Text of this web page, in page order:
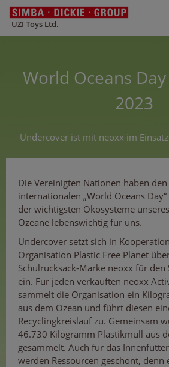
UZI Toys Ltd.
World Oceans
2023
Undercover ist mit neoxx im
Die Vereinigten Nationen haben den
internationalen „World Oceans
der wichtigsten Ökosysteme
Ozeane lebenswichtig für uns.
Undercover setzt sich in
Organisation Plastic Free Planet
Schulrucksack-Marke neoxx für den
ein. Für jeden verkauften neoxx
sammelt die Organisation ein
aus dem Ozean und führt diesen
Recyclingkreislauf zu. Gemeinsam
46.730 Kilogramm Plastikmüll aus
gesammelt. Auch für das
werden Ressourcen geschont, denn